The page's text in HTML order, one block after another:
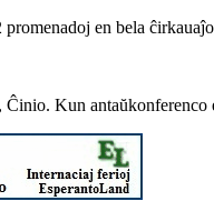
en bela
Ĉinio. Kun